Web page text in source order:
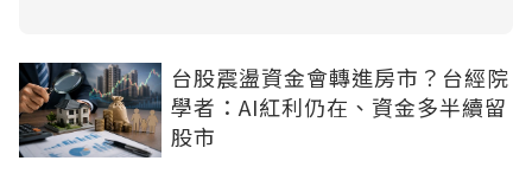
台股震盪資金會轉進房市？台經院
學者：AI紅利仍在、資金多半續留
股市